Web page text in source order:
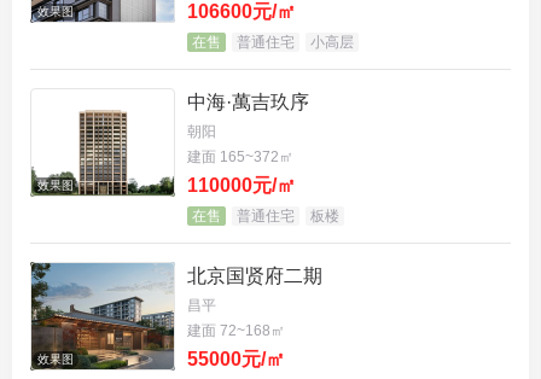
效果图 106600元/㎡
在售 普通住宅 小高层
效果图
中海·萬吉玖序
朝阳
建面 165~372㎡
110000元/㎡
在售 普通住宅 板楼
效果图
北京国贤府二期
昌平
建面 72~168㎡
55000元/㎡